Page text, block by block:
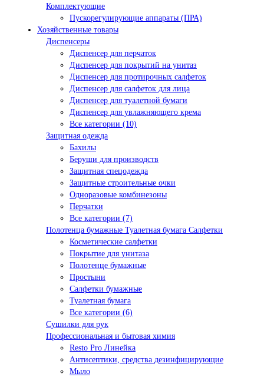
Комплектующие
Пускорегулирующие аппараты (ПРА)
Хозяйственные товары
Диспенсеры
Диспенсер для перчаток
Диспенсер для покрытий на унитаз
Диспенсер для протирочных салфеток
Диспенсер для салфеток для лица
Диспенсер для туалетной бумаги
Диспенсер для увлажняющего крема
Все категории (10)
Защитная одежда
Бахилы
Беруши для производств
Защитная спецодежда
Защитные строительные очки
Одноразовые комбинезоны
Перчатки
Все категории (7)
Полотенца бумажные Туалетная бумага Салфетки
Косметические салфетки
Покрытие для унитаза
Полотенце бумажные
Простыни
Салфетки бумажные
Туалетная бумага
Все категории (6)
Сушилки для рук
Профессиональная и бытовая химия
Resto Pro Линейка
Антисептики, средства дезинфицирующие
Мыло